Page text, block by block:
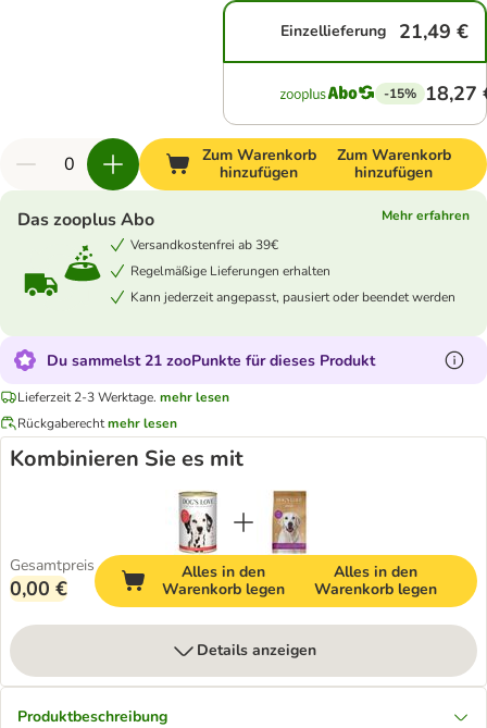
Einzellieferung 21,49 €
-15% 18,27
Zum Warenkorb
hinzufügen
Zum Warenkorb
hinzufügen
Das zooplus Abo
Mehr erfahren
Versandkostenfrei ab 39€
Regelmäßige Lieferungen erhalten
Kann jederzeit angepasst, pausiert oder beendet werden
Du sammelst 21 zooPunkte für dieses Produkt
Lieferzeit 2-3 Werktage. mehr lesen
Rückgaberechtmehr lesen
Kombinieren Sie es mit
Gesamtpreis
0,00 €
Alles in den
Warenkorb legen
Alles in den
Warenkorb legen
Details anzeigen
Produktbeschreibung